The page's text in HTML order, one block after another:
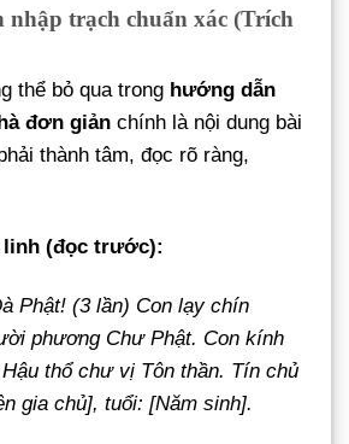
trạch chuẩn xác (Trích
thể bỏ qua trong hướng dẫn
đơn giản chính là nội dung bài
thành tâm, đọc rõ ràng,
linh (đọc trước):
Phật! (3 lần) Con lạy chín
phương Chư Phật. Con kính
thổ chư vị Tôn thần. Tín chủ
gia chủ], tuổi: [Năm sinh].